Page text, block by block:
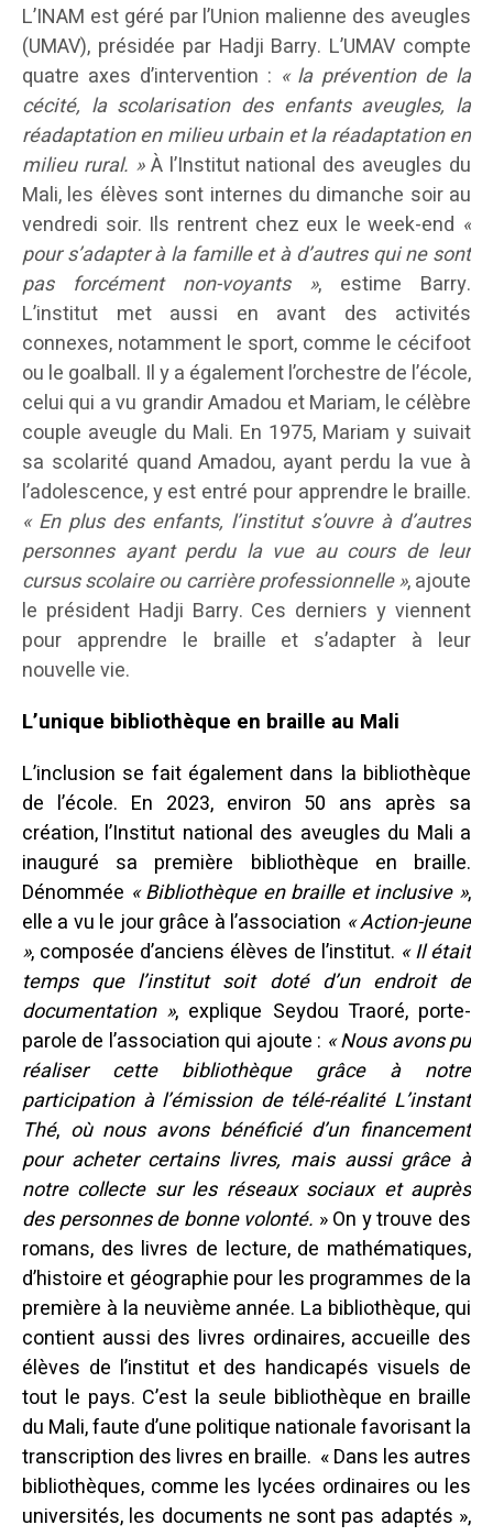
L’INAM est géré par l’Union malienne des aveugles
(UMAV), présidée par Hadji Barry. L’UMAV compte
quatre axes d’intervention : « la prévention de la
cécité, la scolarisation des enfants aveugles, la
réadaptation en milieu urbain et la réadaptation en
milieu rural. »À l’Institut national des aveugles du
Mali, les élèves sont internes du dimanche soir au
vendredi soir. Ils rentrent chez eux le week-end «
pour s’adapter à la famille et à d’autres qui ne sont
pas forcément non-voyants », estime Barry.
L’institut met aussi en avant des activités
connexes, notamment le sport, comme le cécifoot
ou le goalball. Il y a également l’orchestre de l’école,
celui qui a vu grandir Amadou et Mariam, le célèbre
couple aveugle du Mali. En 1975, Mariam y suivait
sa scolarité quand Amadou, ayant perdu la vue à
l’adolescence, y est entré pour apprendre le braille.
« En plus des enfants, l’institut s’ouvre à d’autres
personnes ayant perdu la vue au cours de leur
cursus scolaire ou carrière professionnelle », ajoute
le président Hadji Barry. Ces derniers y viennent
pour apprendre le braille et s’adapter à leur
nouvelle vie.
L’unique bibliothèque en braille au Mali
L’inclusion se fait également dans la bibliothèque
de l’école. En 2023, environ 50 ans après sa
création, l’Institut national des aveugles du Mali a
inauguré sa première bibliothèque en braille.
Dénommée « Bibliothèque en braille et inclusive »,
elle a vu le jour grâce à l’association « Action-jeune
», composée d’anciens élèves de l’institut. « Il était
temps que l’institut soit doté d’un endroit de
documentation », explique Seydou Traoré, porte-
parole de l’association qui ajoute : « Nous avons pu
réaliser cette bibliothèque grâce à notre
participation à l’émission de télé-réalité L’instant
Thé, où nous avons bénéficié d’un financement
pour acheter certains livres, mais aussi grâce à
notre collecte sur les réseaux sociaux et auprès
des personnes de bonne volonté. » On y trouve des
romans, des livres de lecture, de mathématiques,
d’histoire et géographie pour les programmes de la
première à la neuvième année. La bibliothèque, qui
contient aussi des livres ordinaires, accueille des
élèves de l’institut et des handicapés visuels de
tout le pays. C’est la seule bibliothèque en braille
du Mali, faute d’une politique nationale favorisant la
transcription des livres en braille. « Dans les autres
bibliothèques, comme les lycées ordinaires ou les
universités, les documents ne sont pas adaptés »,